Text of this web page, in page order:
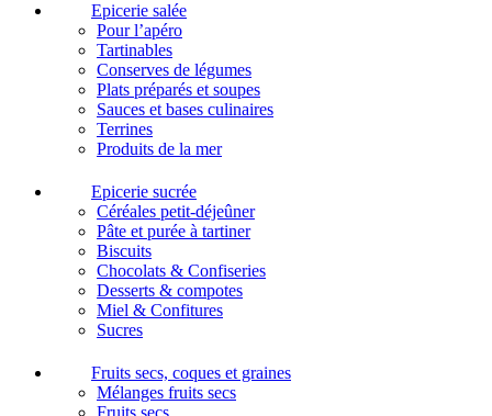
Epicerie salée
Pour l’apéro
Tartinables
Conserves de légumes
Plats préparés et soupes
Sauces et bases culinaires
Terrines
Produits de la mer
Epicerie sucrée
Céréales petit-déjeûner
Pâte et purée à tartiner
Biscuits
Chocolats & Confiseries
Desserts & compotes
Miel & Confitures
Sucres
Fruits secs, coques et graines
Mélanges fruits secs